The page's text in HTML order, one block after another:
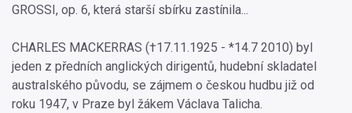
GROSSI, op. 6, která starší sbírku zastínila...
CHARLES MACKERRAS (†17.11.1925 - *14.7 2010) byl
jeden z předních anglických dirigentů, hudební skladatel
australského původu, se zájmem o českou hudbu již od
roku 1947, v Praze byl žákem Václava Talicha.